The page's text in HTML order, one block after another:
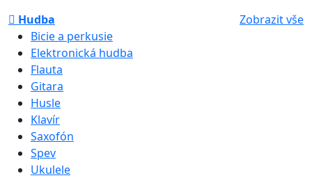
Hudba
Zobrazit vše
Bicie a perkusie
Elektronická hudba
Flauta
Gitara
Husle
Klavír
Saxofón
Spev
Ukulele